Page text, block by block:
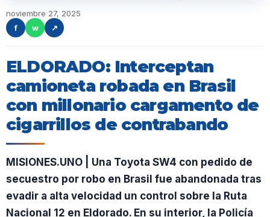
noviembre 27, 2025
f
w ↗
ELDORADO: Interceptan
camioneta robada en Brasil
con millonario cargamento de
cigarrillos de contrabando
MISIONES.UNO | Una Toyota SW4 con pedido de
secuestro por robo en Brasil fue abandonada tras
evadir a alta velocidad un control sobre la Ruta
Nacional 12 en Eldorado. En su interior, la Policía